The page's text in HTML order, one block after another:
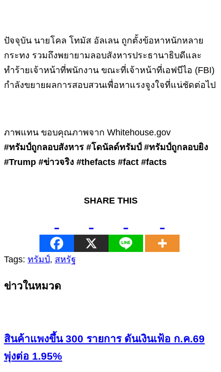
ปัจจุบัน นายโคล โทมัส อัลเลน ถูกตั้งข้อหาหนักหลาย
กระทง รวมถึงพยายามลอบสังหารประธานาธิบดีและ
ทำร้ายเจ้าหน้าที่พนักงาน ขณะที่เจ้าหน้าที่เอฟบีไอ (FBI)
กำลังขยายผลการสอบสวนเพื่อหาแรงจูงใจที่แน่ชัดต่อไป
ภาพแทน ขอบคุณภาพจาก Whitehouse.gov
#ทรัมป์ถูกลอบสังหาร #โดนัลด์ทรัมป์ #ทรัมป์ถูกลอบยิง
#Trump #ข่าวจริง #thefacts #fact #facts
SHARE THIS
Tags: ทรัมป์, สหรัฐ
Continue
ข่าวในหมวด
สินค้าแพงขึ้น 300 รายการ ดันเงินเฟ้อ ก.ค.69
พุ่งต่อ 1.95%